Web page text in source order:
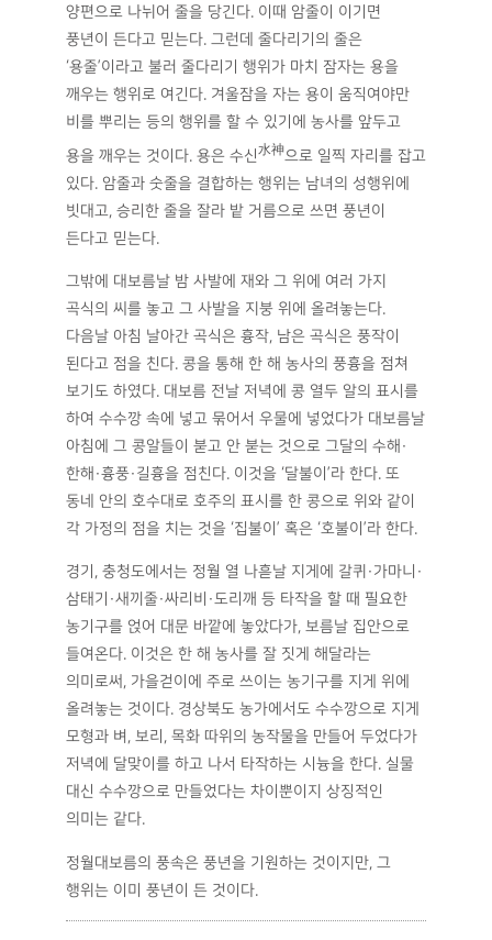
양편으로 나뉘어 줄을 당긴다. 이때 암줄이 이기면
풍년이 든다고 믿는다. 그런데 줄다리기의 줄은
‘용줄’이라고 불러 줄다리기 행위가 마치 잠자는 용을
깨우는 행위로 여긴다. 겨울잠을 자는 용이 움직여야만
비를 뿌리는 등의 행위를 할 수 있기에 농사를 앞두고
용을 깨우는 것이다. 용은 수신水神으로 일찍 자리를 잡고
있다. 암줄과 숫줄을 결합하는 행위는 남녀의 성행위에
빗대고, 승리한 줄을 잘라 밭 거름으로 쓰면 풍년이
든다고 믿는다.
그밖에 대보름날 밤 사발에 재와 그 위에 여러 가지
곡식의 씨를 놓고 그 사발을 지붕 위에 올려놓는다.
다음날 아침 날아간 곡식은 흉작, 남은 곡식은 풍작이
된다고 점을 친다. 콩을 통해 한 해 농사의 풍흉을 점쳐
보기도 하였다. 대보름 전날 저녁에 콩 열두 알의 표시를
하여 수수깡 속에 넣고 묶어서 우물에 넣었다가 대보름날
아침에 그 콩알들이 붇고 안 붇는 것으로 그달의 수해·
한해·흉풍·길흉을 점친다. 이것을 ‘달불이’라 한다. 또
동네 안의 호수대로 호주의 표시를 한 콩으로 위와 같이
각 가정의 점을 치는 것을 ‘집불이’ 혹은 ‘호불이’라 한다.
경기, 충청도에서는 정월 열 나흗날 지게에 갈퀴·가마니·
삼태기·새끼줄·싸리비·도리깨 등 타작을 할 때 필요한
농기구를 얹어 대문 바깥에 놓았다가, 보름날 집안으로
들여온다. 이것은 한 해 농사를 잘 짓게 해달라는
의미로써, 가을걷이에 주로 쓰이는 농기구를 지게 위에
올려놓는 것이다. 경상북도 농가에서도 수수깡으로 지게
모형과 벼, 보리, 목화 따위의 농작물을 만들어 두었다가
저녁에 달맞이를 하고 나서 타작하는 시늉을 한다. 실물
대신 수수깡으로 만들었다는 차이뿐이지 상징적인
의미는 같다.
정월대보름의 풍속은 풍년을 기원하는 것이지만, 그
행위는 이미 풍년이 든 것이다.